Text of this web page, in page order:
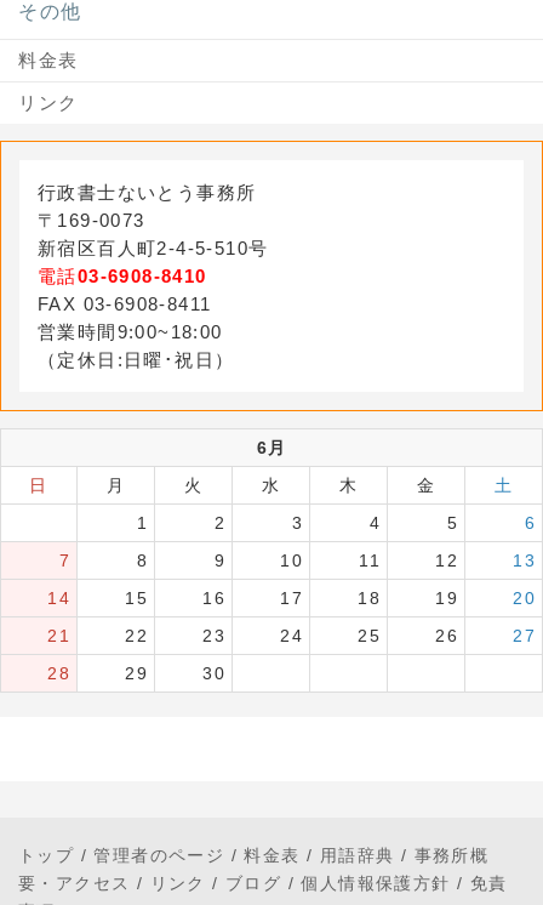
その他
料金表
リンク
行政書士ないとう事務所
〒169-0073
新宿区百人町2-4-5-510号
電話03-6908-8410
FAX 03-6908-8411
営業時間9:00~18:00
（定休日:日曜･祝日）
6月
日
月 火 水 木 金
土
1
2 3 4 5
6
7
8 9 10 11 12
13
14
15 16 17 18 19
20
21
22 23 24 25 26
27
28
29 30
トップ /管理者のページ /料金表 / 用語辞典 / 事務所概
要・アクセス / リンク / ブログ /個人情報保護方針 / 免責